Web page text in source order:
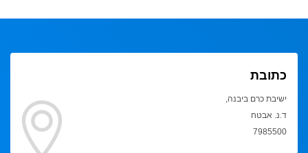
כתובת
ישיבת כרם ביבנה,
ד.נ. אבטח
7985500